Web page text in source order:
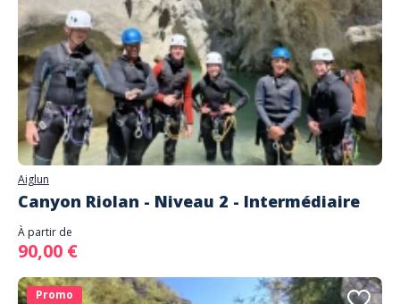
Aiglun
Canyon Riolan - Niveau 2 - Intermédiaire
À partir de
90,00 €
Promo